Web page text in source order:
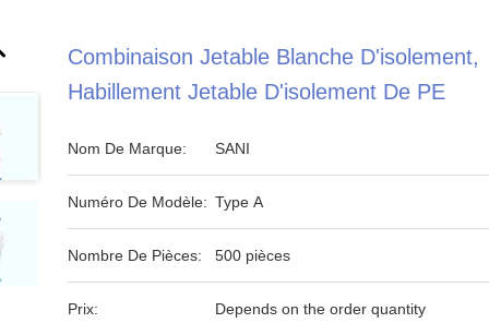
Combinaison Jetable Blanche D'isolement,
Habillement Jetable D'isolement De PE
Nom De Marque: SANI
Numéro De Modèle: Type A
Nombre De Pièces: 500 pièces
Prix: Depends on the order quantity